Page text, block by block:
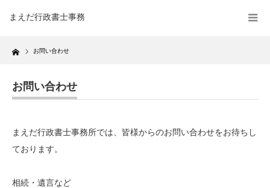
まえだ行政書士事務
Home お問い合わせ
お問い合わせ
まえだ行政書士事務所では、皆様からのお問い合わせをお待ちし
ております。
相続・遺言など